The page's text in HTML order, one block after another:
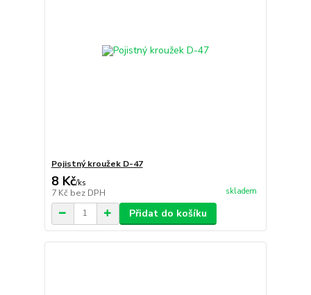
Pojistný kroužek D-47
8 Kč/ks
7 Kč bez DPH skladem
Přidat do košíku